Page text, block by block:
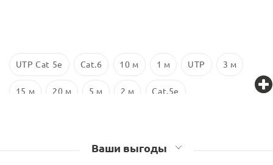
UTP Cat 5e Cat.6 10 м 1 м UTP 3 м
15 м 20 м 5 м 2 м Cat.5e
Ваши выгоды